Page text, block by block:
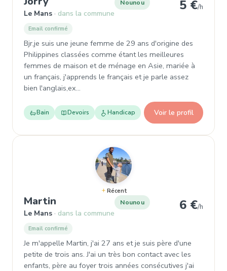
Le Mans dans la commune
Nounou 5 €/h
Email confirmé
Bjr,je suis une jeune femme de 29 ans d'origine des
Philippines classées comme étant les meilleures
femmes de maison et de ménage en Asie, mariée à
un français, j'apprends le français et je parle assez
bien l'anglais,ex…
Bain Devoirs Handicap Voir le profil
Récent
Martin , Nounou à Le Mans
Le Mans dans la commune
Nounou 6 €/h
Email confirmé
Je m'appelle Martin, j'ai 27 ans et je suis père d'une
petite de trois ans. J'ai un très bon contact avec les
enfants, père au foyer trois années consécutives j'ai